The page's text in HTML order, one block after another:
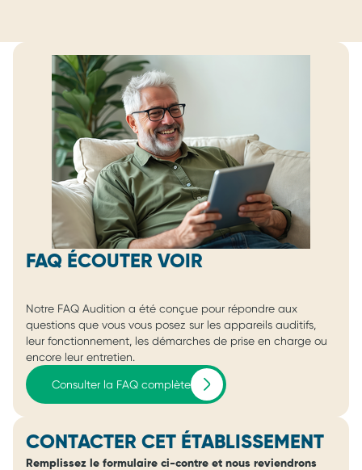
FAQ ÉCOUTER VOIR
Notre FAQ Audition a été conçue pour répondre aux
questions que vous vous posez sur les appareils auditifs,
leur fonctionnement, les démarches de prise en charge ou
encore leur entretien.
Consulter la FAQ complète
CONTACTER CET ÉTABLISSEMENT
Remplissez le formulaire ci-contre et nous reviendrons